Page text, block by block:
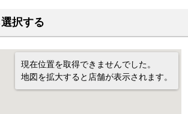
択する
現在位置を取得できませんでした。
地図を拡大すると店舗が表示されます。